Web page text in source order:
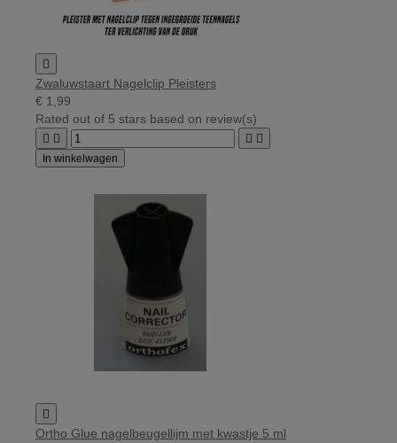

Zwaluwstaart Nagelclip Pleisters
€ 1,99
Rated out of 5 stars based on review(s)
   
In winkelwagen

Ortho Glue nagelbeugellijm met kwastje 5 ml